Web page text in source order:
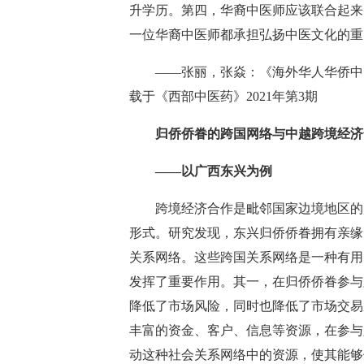
升学历。第四，华裔中医师应该联合起
一位华裔中医师都承担弘扬中医文化的
——张丽，张焱：《海外华人华侨中
载于《西部中医药》2021年第3期
归侨侨眷的跨国网络与中越跨境经
——以广西东兴为例
跨境经济合作是毗邻国家边境地区的
形式。研究发现，东兴归侨侨眷拥有亲
关系网络。这些跨国关系网络是一种有
发挥了重要作用。其一，在归侨侨眷参
降低了市场风险，同时也降低了市场交
丰富的资金、客户、信息等资源，在参
动这种社会关系网络中的资源，使其能